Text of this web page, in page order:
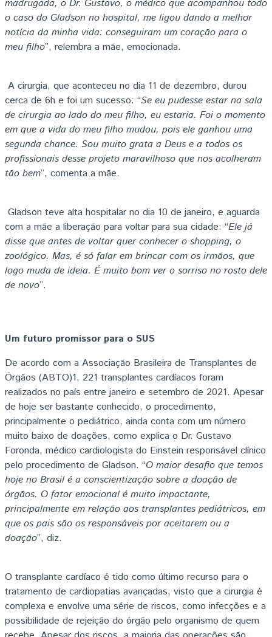
madrugada, o Dr. Gustavo, o médico que acompanhou todo
o caso do Gladson no hospital, me ligou dando a melhor
notícia da minha vida: conseguiram um coração para o
meu filho”, relembra a mãe, emocionada.
A cirurgia, que aconteceu no dia 11 de dezembro, durou
cerca de 6h e foi um sucesso: “Se eu pudesse estar na sala
de cirurgia ao lado do meu filho, eu estaria. Foi o momento
em que a vida do meu filho mudou, pois ele ganhou uma
segunda chance. Sou muito grata a Deus e a todos os
profissionais desse projeto maravilhoso que nos acolheram
tão bem”, comenta a mãe.
Gladson teve alta hospitalar no dia 10 de janeiro, e aguarda
com a mãe a liberação para voltar para sua cidade: “Ele já
disse que antes de voltar quer conhecer o shopping, o
zoológico. Mas, é só falar em brincar com os irmãos, que
logo muda de ideia. É muito bom ver o sorriso no rosto dele
de novo”.
Um futuro promissor para o SUS
De acordo com a Associação Brasileira de Transplantes de
Órgãos (ABTO)1, 221 transplantes cardíacos foram
realizados no país entre janeiro e setembro de 2021. Apesar
de hoje ser bastante conhecido, o procedimento,
principalmente o pediátrico, ainda conta com um número
muito baixo de doações, como explica o Dr. Gustavo
Foronda, médico cardiologista do Einstein responsável clínico
pelo procedimento de Gladson. “O maior desafio que temos
hoje no Brasil é a conscientização sobre a doação de
órgãos. O fator emocional é muito impactante,
principalmente em relação aos transplantes pediátricos, em
que os pais são os responsáveis por aceitarem ou a
doação”, diz.
O transplante cardíaco é tido como último recurso para o
tratamento de cardiopatias avançadas, visto que a cirurgia é
complexa e envolve uma série de riscos, como infecções e a
possibilidade de rejeição do órgão pelo organismo de quem